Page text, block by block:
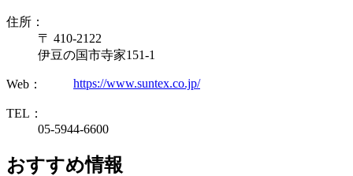
住所：
〒 410-2122
伊豆の国市寺家151-1
Web： https://www.suntex.co.jp/
TEL：
05-5944-6600
おすすめ情報